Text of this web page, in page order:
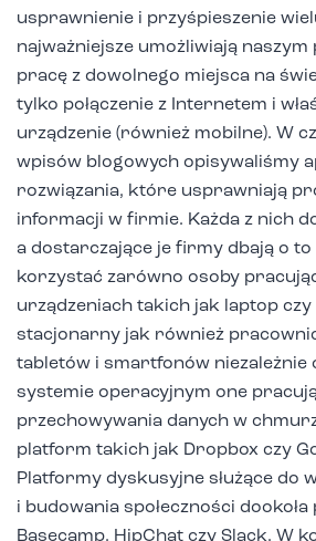
usprawnienie i przyśpieszenie
najważniejsze umożliwiają
pracę z dowolnego miejsca na
tylko połączenie z Internetem i
urządzenie (również mobilne). W
wpisów blogowych opisywaliśmy
rozwiązania, które usprawniają
informacji w firmie. Każda z nich
a dostarczające je firmy dbają o to
korzystać zarówno osoby
urządzeniach takich jak laptop
stacjonarny jak również
tabletów i smartfonów niezależnie
systemie operacyjnym one
przechowywania danych w
platform takich jak Dropbox czy
Platformy dyskusyjne służące do
i budowania społeczności
Basecamp, HipChat czy Slack. W